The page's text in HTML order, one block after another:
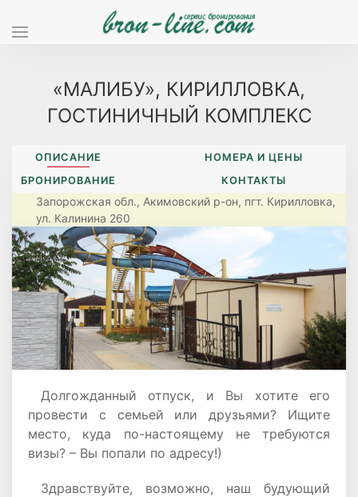
«МАЛИБУ», КИРИЛЛОВКА,
ГОСТИНИЧНЫЙ КОМПЛЕКС
ОПИСАНИЕ
НОМЕРА И ЦЕНЫ
БРОНИРОВАНИЕ
КОНТАКТЫ
Запорожская обл., Акимовский р-он, пгт. Кирилловка,
ул. Калинина 260
Долгожданный отпуск, и Вы хотите его
провести с семьей или друзьями? Ищите
место, куда по-настоящему не требуются
визы? – Вы попали по адресу!)
Здравствуйте, возможно, наш будующий